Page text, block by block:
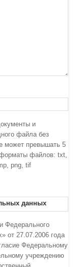
и
файла без
может превышать 5
файлов: txt,
png, tif
данных
Федерального
от 27.07.2006 года
Федеральному
учреждению